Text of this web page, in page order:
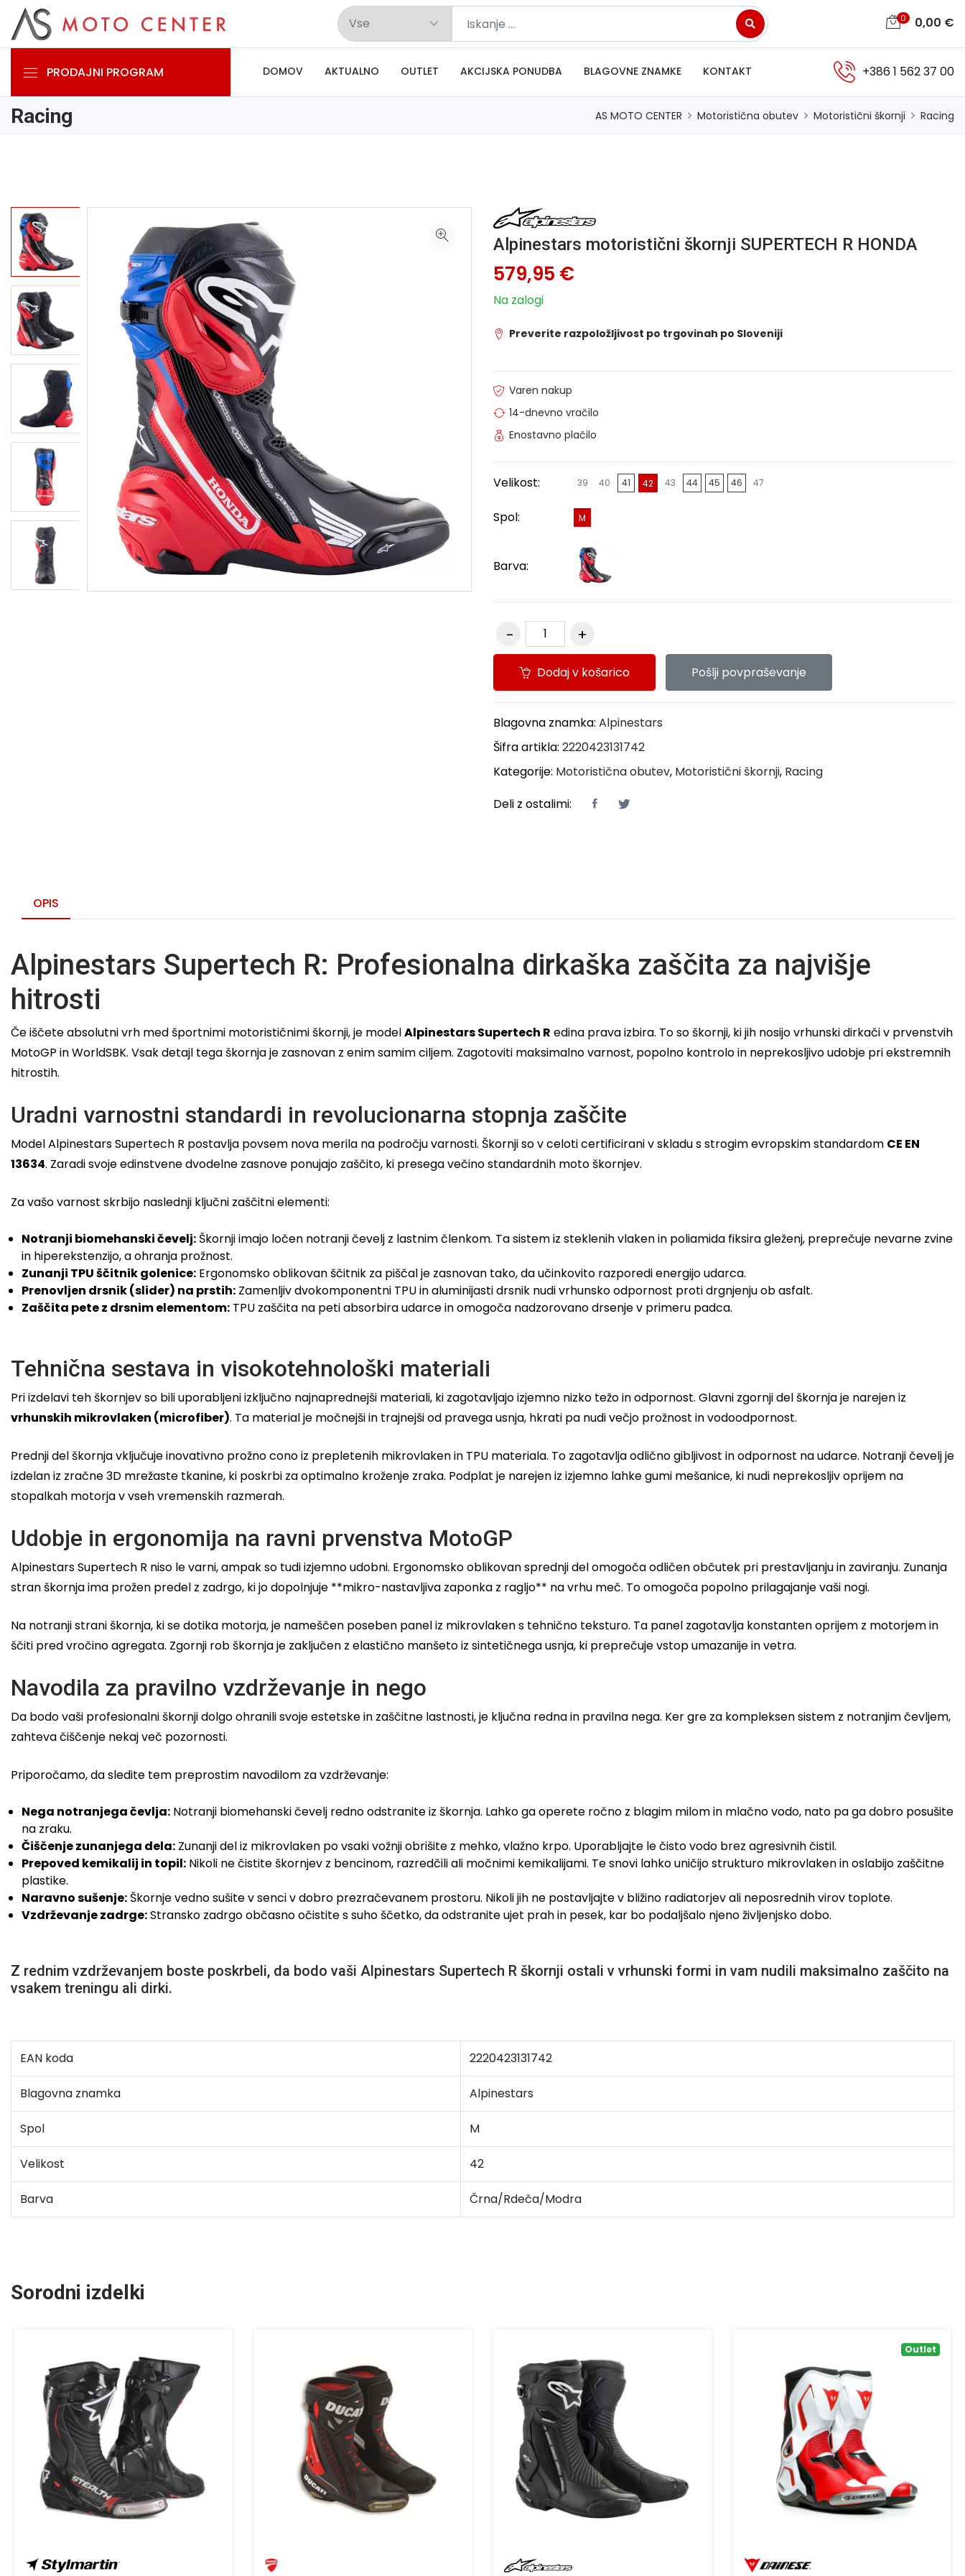
0 0,00 €
PRODAJNI PROGRAM DOMOV AKTUALNO OUTLET AKCIJSKA PONUDBA BLAGOVNE ZNAMKE KONTAKT +386 1 562 37 00
Racing AS MOTO CENTER Motoristična obutev Motoristični škornji Racing
Alpinestars motoristični škornji SUPERTECH R HONDA
579,95 €
Na zalogi
Preverite razpoložljivost po trgovinah po Sloveniji
Varen nakup
14-dnevno vračilo
Enostavno plačilo
Velikost: 39 40 41 42 43 44 45 46 47
Spol: M
Barva:
Dodaj v košarico Pošlji povpraševanje
Blagovna znamka: Alpinestars
Šifra artikla: 2220423131742
Kategorije: Motoristična obutev, Motoristični škornji, Racing
Deli z ostalimi:
OPIS
Alpinestars Supertech R: Profesionalna dirkaška zaščita za najvišje
hitrosti
Če iščete absolutni vrh med športnimi motorističnimi škornji, je modelAlpinestars Supertech R edina prava izbira. To so škornji, ki jih nosijo vrhunski dirkači v prvenstvih
MotoGP in WorldSBK. Vsak detajl tega škornja je zasnovan z enim samim ciljem. Zagotoviti maksimalno varnost, popolno kontrolo in neprekosljivo udobje pri ekstremnih
hitrostih.
Uradni varnostni standardi in revolucionarna stopnja zaščite
Model Alpinestars Supertech R postavlja povsem nova merila na področju varnosti. Škornji so v celoti certificirani v skladu s strogim evropskim standardom CE EN
13634. Zaradi svoje edinstvene dvodelne zasnove ponujajo zaščito, ki presega večino standardnih moto škornjev.
Za vašo varnost skrbijo naslednji ključni zaščitni elementi:
Notranji biomehanski čevelj: Škornji imajo ločen notranji čevelj z lastnim členkom. Ta sistem iz steklenih vlaken in poliamida fiksira gleženj, preprečuje nevarne zvine
in hiperekstenzijo, a ohranja prožnost.
Zunanji TPU ščitnik golenice: Ergonomsko oblikovan ščitnik za piščal je zasnovan tako, da učinkovito razporedi energijo udarca.
Prenovljen drsnik (slider) na prstih: Zamenljiv dvokomponentni TPU in aluminijasti drsnik nudi vrhunsko odpornost proti drgnjenju ob asfalt.
Zaščita pete z drsnim elementom: TPU zaščita na peti absorbira udarce in omogoča nadzorovano drsenje v primeru padca.
Tehnična sestava in visokotehnološki materiali
Pri izdelavi teh škornjev so bili uporabljeni izključno najnaprednejši materiali, ki zagotavljajo izjemno nizko težo in odpornost. Glavni zgornji del škornja je narejen iz
vrhunskih mikrovlaken (microfiber). Ta material je močnejši in trajnejši od pravega usnja, hkrati pa nudi večjo prožnost in vodoodpornost.
Prednji del škornja vključuje inovativno prožno cono iz prepletenih mikrovlaken in TPU materiala. To zagotavlja odlično gibljivost in odpornost na udarce. Notranji čevelj je
izdelan iz zračne 3D mrežaste tkanine, ki poskrbi za optimalno kroženje zraka. Podplat je narejen iz izjemno lahke gumi mešanice, ki nudi neprekosljiv oprijem na
stopalkah motorja v vseh vremenskih razmerah.
Udobje in ergonomija na ravni prvenstva MotoGP
Alpinestars Supertech R niso le varni, ampak so tudi izjemno udobni. Ergonomsko oblikovan sprednji del omogoča odličen občutek pri prestavljanju in zaviranju. Zunanja
stran škornja ima prožen predel z zadrgo, ki jo dopolnjuje **mikro-nastavljiva zaponka z ragljo** na vrhu meč. To omogoča popolno prilagajanje vaši nogi.
Na notranji strani škornja, ki se dotika motorja, je nameščen poseben panel iz mikrovlaken s tehnično teksturo. Ta panel zagotavlja konstanten oprijem z motorjem in
ščiti pred vročino agregata. Zgornji rob škornja je zaključen z elastično manšeto iz sintetičnega usnja, ki preprečuje vstop umazanije in vetra.
Navodila za pravilno vzdrževanje in nego
Da bodo vaši profesionalni škornji dolgo ohranili svoje estetske in zaščitne lastnosti, je ključna redna in pravilna nega. Ker gre za kompleksen sistem z notranjim čevljem,
zahteva čiščenje nekaj več pozornosti.
Priporočamo, da sledite tem preprostim navodilom za vzdrževanje:
Nega notranjega čevlja: Notranji biomehanski čevelj redno odstranite iz škornja. Lahko ga operete ročno z blagim milom in mlačno vodo, nato pa ga dobro posušite
na zraku.
Čiščenje zunanjega dela: Zunanji del iz mikrovlaken po vsaki vožnji obrišite z mehko, vlažno krpo. Uporabljajte le čisto vodo brez agresivnih čistil.
Prepoved kemikalij in topil: Nikoli ne čistite škornjev z bencinom, razredčili ali močnimi kemikalijami. Te snovi lahko uničijo strukturo mikrovlaken in oslabijo zaščitne
plastike.
Naravno sušenje: Škornje vedno sušite v senci v dobro prezračevanem prostoru. Nikoli jih ne postavljajte v bližino radiatorjev ali neposrednih virov toplote.
Vzdrževanje zadrge:Stransko zadrgo občasno očistite s suho ščetko, da odstranite ujet prah in pesek, kar bo podaljšalo njeno življenjsko dobo.
Z rednim vzdrževanjem boste poskrbeli, da bodo vaši Alpinestars Supertech R škornji ostali v vrhunski formi in vam nudili maksimalno zaščito na
vsakem treningu ali dirki.
EAN koda 2220423131742
Blagovna znamka Alpinestars
Spol M
Velikost 42
Barva Črna/Rdeča/Modra
Sorodni izdelki
Outlet